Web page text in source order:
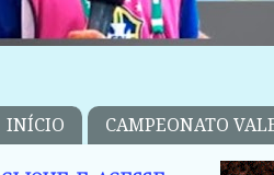
INÍCIO CAMPEONATO